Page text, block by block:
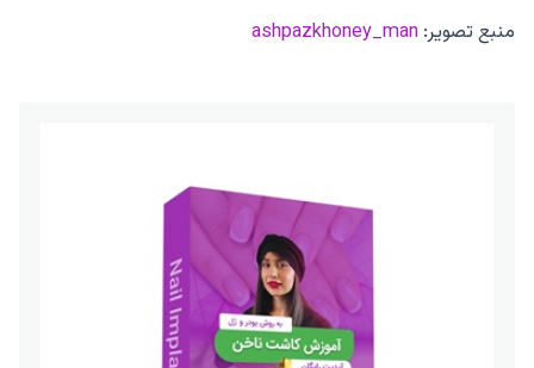
منبع تصویر:ashpazkhoney_man